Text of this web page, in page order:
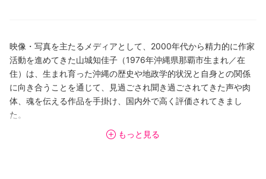
映像・写真を主たるメディアとして、2000年代から精力的に作家
活動を進めてきた山城知佳子（1976年沖縄県那覇市生まれ／在
住）は、生まれ育った沖縄の歴史や地政学的状況と自身との関係
に向き合うことを通じて、見過ごされ聞き過ごされてきた声や肉
体、魂を伝える作品を手掛け、国内外で高く評価されてきまし
た。
山城が生み出す映像は、見る者の身体感覚に訴えかけるイメージ
もっと見る